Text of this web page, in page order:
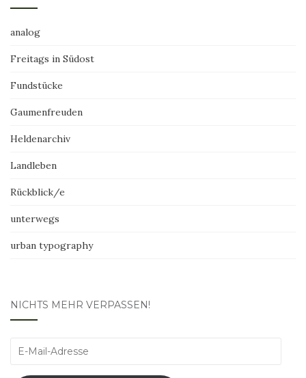
analog
Freitags in Südost
Fundstücke
Gaumenfreuden
Heldenarchiv
Landleben
Rückblick/e
unterwegs
urban typography
NICHTS MEHR VERPASSEN!
E-